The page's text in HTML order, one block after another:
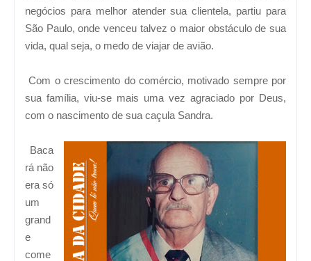
negócios para melhor atender sua clientela, partiu para
São Paulo, onde venceu talvez o maior obstáculo de sua
vida, qual seja, o medo de viajar de avião.
Com o crescimento do comércio, motivado sempre por
sua família, viu-se mais uma vez agraciado por Deus,
com o nascimento de sua caçula Sandra.
Baca
rá não
era só
um
grand
e
come